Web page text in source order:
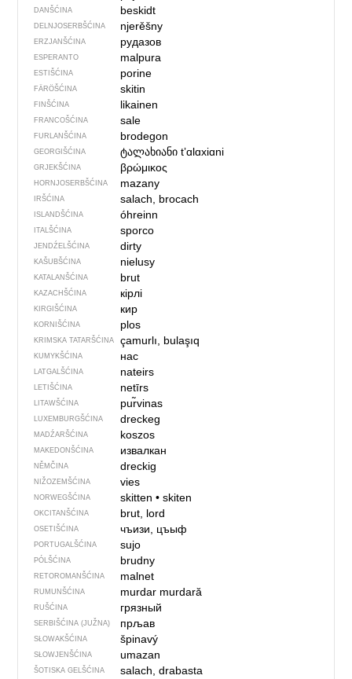
DANŠĆINA beskidt
DELNJOSERBŠĆINA njerěšny
ERZJANŠĆINA рудазов
ESPERANTO malpura
ESTIŠĆINA porine
FÄRÖŠĆINA skitin
FINŠĆINA likainen
FRANCOŠĆINA sale
FURLANŠĆINA brodegon
GEORGIŠĆINA ტალახიანიtʼɑlɑxiɑni
GRJEKŠĆINA βρώμικος
HORNJOSERBŠĆINA mazany
IRŠĆINA salach, brocach
ISLANDŠĆINA óhreinn
ITALŠĆINA sporco
JENDŹELŠĆINA dirty
KAŠUBŠĆINA nielusy
KATALANŠĆINA brut
KAZACHŠĆINA кірлі
KIRGIŠĆINA кир
KORNIŠĆINA plos
KRIMSKA TATARŠĆINA çamurlı, bulaşıq
KUMYKŠĆINA нас
LATGALŠĆINA nateirs
LETIŠĆINA netīrs
LITAWŠĆINA pur̃vinas
LUXEMBURGŠĆINA dreckeg
MADŹARŠĆINA koszos
MAKEDONŠĆINA извалкан
NĚMČINA dreckig
NIŽOZEMŠĆINA vies
NORWEGŠĆINA skitten• skiten
OKCITANŠĆINA brut, lord
OSETIŠĆINA чъизи, цъыф
PORTUGALŠĆINA sujo
PÓLŠĆINA brudny
RETOROMANŠĆINA malnet
RUMUNŠĆINA murdar murdară
RUŠĆINA грязный
SERBIŠĆINA (JUŽNA) прљав
SŁOWAKŠĆINA špinavý
SŁOWJENŠĆINA umazan
ŠOTISKA GELŠĆINA salach, drabasta